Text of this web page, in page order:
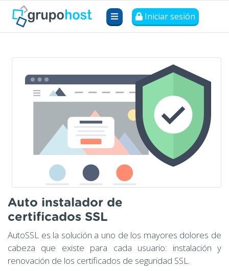
Iniciar sesión
Auto instalador de
certificados SSL
AutoSSL es la solución a uno de los mayores dolores de
cabeza que existe para cada usuario: instalación y
renovación de los certificados de seguridad SSL.